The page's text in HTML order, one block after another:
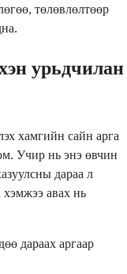
төлөвлөлтөөр
урьдчилан
хамгийн сайн арга
Учир нь энэ өвчин
дараа л
хэмжээ авах нь
дараах аргаар